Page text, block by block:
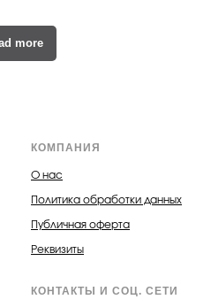
more
КОМПАНИЯ
О нас
Политика обработки данных
Публичная оферта
Реквизиты
КОНТАКТЫ И СОЦ. СЕТИ